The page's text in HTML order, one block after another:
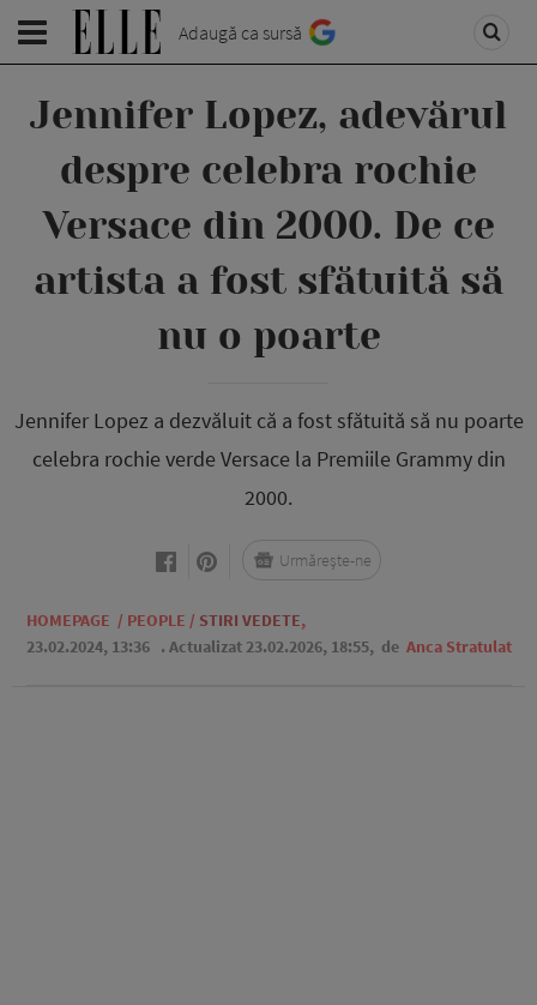
Adaugă ca sursă
Jennifer Lopez, adevărul
despre celebra rochie
Versace din 2000. De ce
artista a fost sfătuită să
nu o poarte
Jennifer Lopez a dezvăluit că a fost sfătuită să nu poarte
celebra rochie verde Versace la Premiile Grammy din
2000.
HOMEPAGE / PEOPLE / STIRI VEDETE,
23.02.2024, 13:36 . Actualizat 23.02.2026, 18:55, de Anca Stratulat
Urmărește-ne